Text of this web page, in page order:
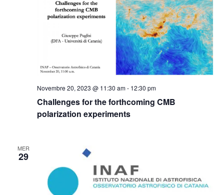
Challenges for the forthcoming CMB
polarization experiments
Novembre 20, 2023 @ 11:30 am- 12:30 pm
MER
29